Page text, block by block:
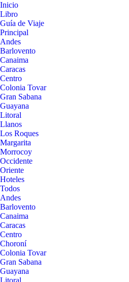
Inicio
Libro
Guía de Viaje
Principal
Andes
Barlovento
Canaima
Caracas
Centro
Colonia Tovar
Gran Sabana
Guayana
Litoral
Llanos
Los Roques
Margarita
Morrocoy
Occidente
Oriente
Hoteles
Todos
Andes
Barlovento
Canaima
Caracas
Centro
Choroní
Colonia Tovar
Gran Sabana
Guayana
Litoral